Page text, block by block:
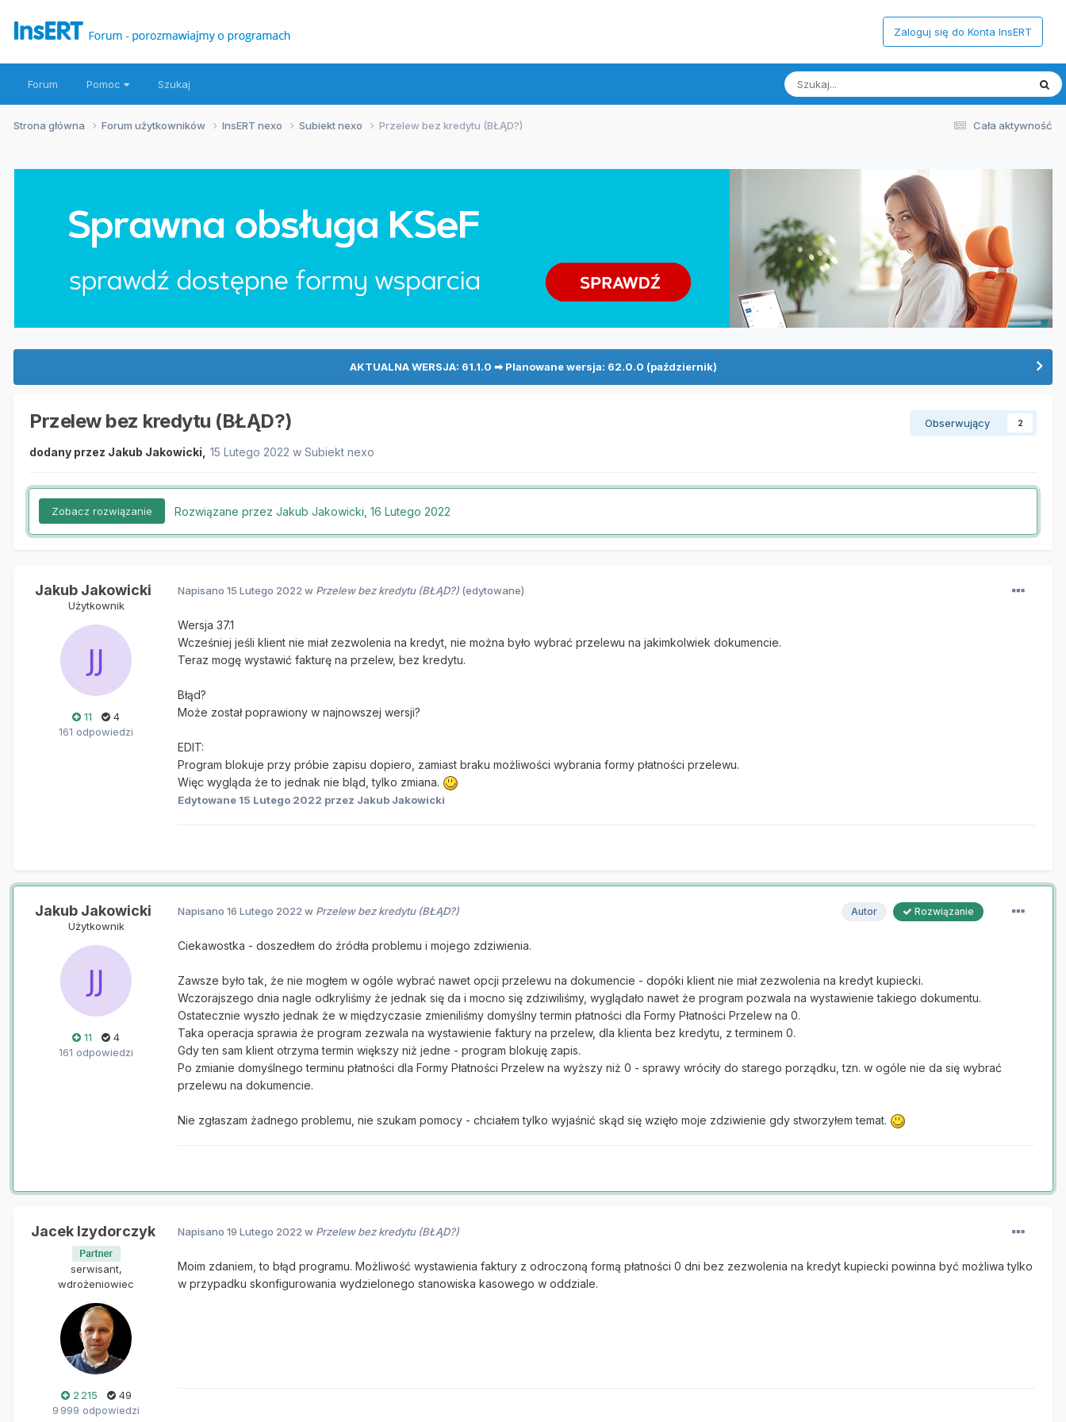
Zaloguj się do Konta InsERT
Forum Pomoc Szukaj
Cała aktywność
Strona główna Forum użytkowników InsERT nexo Subiekt nexo Przelew bez kredytu (BŁĄD?)
AKTUALNA WERSJA: 61.1.0 ➡ Planowane wersja: 62.0.0 (październik)
Przelew bez kredytu (BŁĄD?) Obserwujący 2
dodany przez Jakub Jakowicki 15 Lutego 2022 w Subiekt nexo
Zobacz rozwiązanie Rozwiązane przez Jakub Jakowicki, 16 Lutego 2022
Jakub Jakowicki
Użytkownik
11
4
161 odpowiedzi
Napisano 15 Lutego 2022 w Przelew bez kredytu (BŁĄD?) (edytowane)
Wersja 37.1
Wcześniej jeśli klient nie miał zezwolenia na kredyt, nie można było wybrać przelewu na jakimkolwiek dokumencie.
Teraz mogę wystawić fakturę na przelew, bez kredytu.
Błąd?
Może został poprawiony w najnowszej wersji?
EDIT:
Program blokuje przy próbie zapisu dopiero, zamiast braku możliwości wybrania formy płatności przelewu.
Więc wygląda że to jednak nie bląd, tylko zmiana.
Edytowane 15 Lutego 2022 przez Jakub Jakowicki
Jakub Jakowicki
Użytkownik
11
4
161 odpowiedzi
Autor Rozwiązanie
Napisano 16 Lutego 2022 w Przelew bez kredytu (BŁĄD?)
Ciekawostka - doszedłem do źródła problemu i mojego zdziwienia.
Zawsze było tak, że nie mogłem w ogóle wybrać nawet opcji przelewu na dokumencie - dopóki klient nie miał zezwolenia na kredyt kupiecki.
Wczorajszego dnia nagle odkryliśmy że jednak się da i mocno się zdziwiliśmy, wyglądało nawet że program pozwala na wystawienie takiego dokumentu.
Ostatecznie wyszło jednak że w międzyczasie zmieniliśmy domyślny termin płatności dla Formy Płatności Przelew na 0.
Taka operacja sprawia że program zezwala na wystawienie faktury na przelew, dla klienta bez kredytu, z terminem 0.
Gdy ten sam klient otrzyma termin większy niż jedne - program blokuję zapis.
Po zmianie domyślnego terminu płatności dla Formy Płatności Przelew na wyższy niż 0 - sprawy wróciły do starego porządku, tzn. w ogóle nie da się wybrać
przelewu na dokumencie.
Nie zgłaszam żadnego problemu, nie szukam pomocy - chciałem tylko wyjaśnić skąd się wzięło moje zdziwienie gdy stworzyłem temat.
Jacek Izydorczyk
serwisant,
wdrożeniowiec
2 215
49
9 999 odpowiedzi
Napisano 19 Lutego 2022 w Przelew bez kredytu (BŁĄD?)
Moim zdaniem, to błąd programu. Możliwość wystawienia faktury z odroczoną formą płatności 0 dni bez zezwolenia na kredyt kupiecki powinna być możliwa tylko
w przypadku skonfigurowania wydzielonego stanowiska kasowego w oddziale.